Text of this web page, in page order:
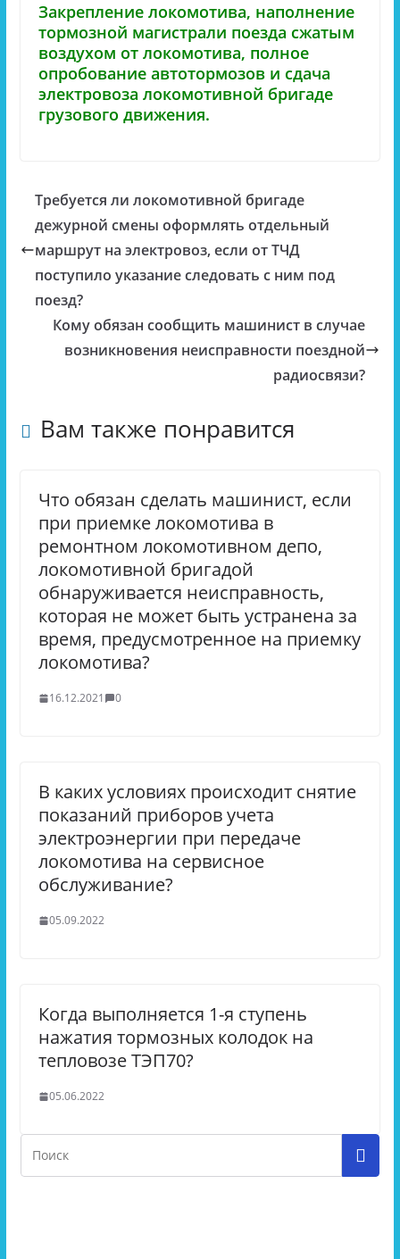
Закрепление локомотива, наполнение
тормозной магистрали поезда сжатым
воздухом от локомотива, полное
опробование автотормозов и сдача
электровоза локомотивной бригаде
грузового движения.
Требуется ли локомотивной бригаде
дежурной смены оформлять отдельный
маршрут на электровоз, если от ТЧД
поступило указание следовать с ним под
поезд?
Кому обязан сообщить машинист в случае
возникновения неисправности поездной
радиосвязи?
Вам также понравится
Что обязан сделать машинист, если
при приемке локомотива в
ремонтном локомотивном депо,
локомотивной бригадой
обнаруживается неисправность,
которая не может быть устранена за
время, предусмотренное на приемку
локомотива?
16.12.2021 0
В каких условиях происходит снятие
показаний приборов учета
электроэнергии при передаче
локомотива на сервисное
обслуживание?
05.09.2022
Когда выполняется 1-я ступень
нажатия тормозных колодок на
тепловозе ТЭП70?
05.06.2022